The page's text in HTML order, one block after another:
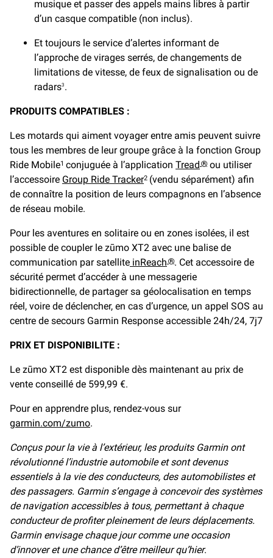
musique et passer des appels mains libres à partir
d’un casque compatible (non inclus).
Et toujours le service d’alertes informant de
l’approche de virages serrés, de changements de
limitations de vitesse, de feux de signalisation ou de
radars3 .
PRODUITS COMPATIBLES :
Les motards qui aiment voyager entre amis peuvent suivre
tous les membres de leur groupe grâce à la fonction Group
Ride Mobile1 conjuguée à l’application Tread ® ou utiliser
l’accessoire Group Ride Tracker2 (vendu séparément) afin
de connaître la position de leurs compagnons en l’absence
de réseau mobile.
Pour les aventures en solitaire ou en zones isolées, il est
possible de coupler le zūmo XT2 avec une balise de
communication par satellite inReach ®. Cet accessoire de
sécurité permet d’accéder à une messagerie
bidirectionnelle, de partager sa géolocalisation en temps
réel, voire de déclencher, en cas d’urgence, un appel SOS au
centre de secours Garmin Response accessible 24h/24, 7j7
PRIX ET DISPONIBILITE :
Le zūmo XT2 est disponible dès maintenant au prix de
vente conseillé de 599,99 €.
Pour en apprendre plus, rendez-vous sur
garmin.com/zumo.
Conçus pour la vie à l’extérieur, les produits Garmin ont
révolutionné l’industrie automobile et sont devenus
essentiels à la vie des conducteurs, des automobilistes et
des passagers. Garmin s’engage à concevoir des systèmes
de navigation accessibles à tous, permettant à chaque
conducteur de profiter pleinement de leurs déplacements.
Garmin envisage chaque jour comme une occasion
d’innover et une chance d’être meilleur qu’hier.